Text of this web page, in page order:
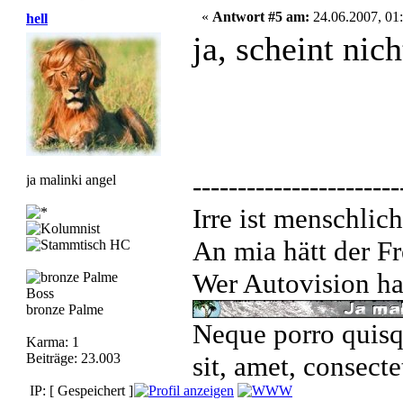
hell
ja malinki angel
Boss
bronze Palme
Karma: 1
Beiträge: 23.003
« Antwort #5 am: 24.06.2007,
ja, scheint
Irre ist
An mia hätt der
Wer Autovision
Neque porro
sit, amet,
IP: [ Gespeichert ]